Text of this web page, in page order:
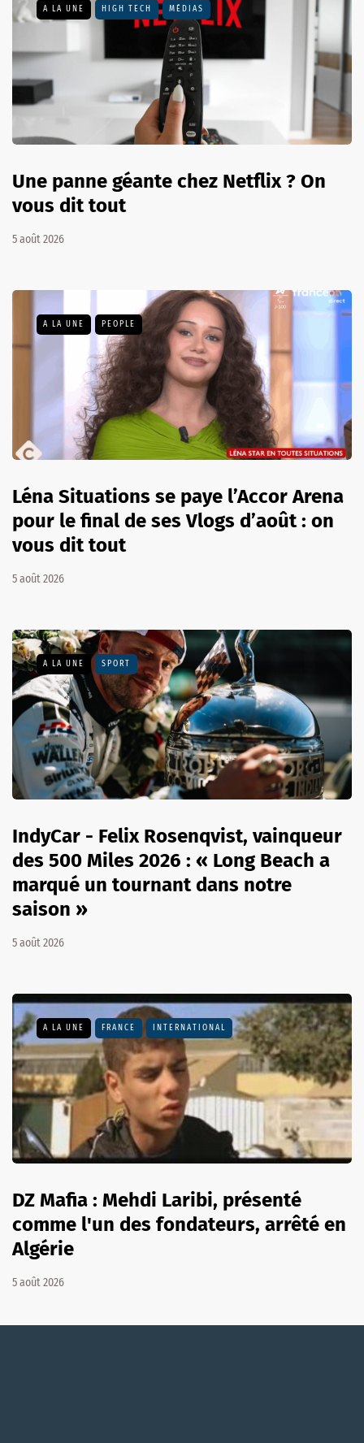
A LA UNE HIGH TECH MÉDIAS
Une panne géante chez Netflix ? On
vous dit tout
5 août 2026
A LA UNE PEOPLE
Léna Situations se paye l’Accor Arena
pour le final de ses Vlogs d’août : on
vous dit tout
5 août 2026
A LA UNE SPORT
IndyCar - Felix Rosenqvist, vainqueur
des 500 Miles 2026 : « Long Beach a
marqué un tournant dans notre
saison »
5 août 2026
A LA UNE FRANCE INTERNATIONAL
DZ Mafia : Mehdi Laribi, présenté
comme l'un des fondateurs, arrêté en
Algérie
5 août 2026